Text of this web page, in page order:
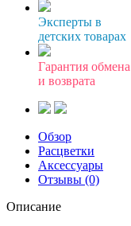
Эксперты в
детских товарах
Гарантия обмена
и возврата
Обзор
Расцветки
Аксессуары
Отзывы (0)
Описание